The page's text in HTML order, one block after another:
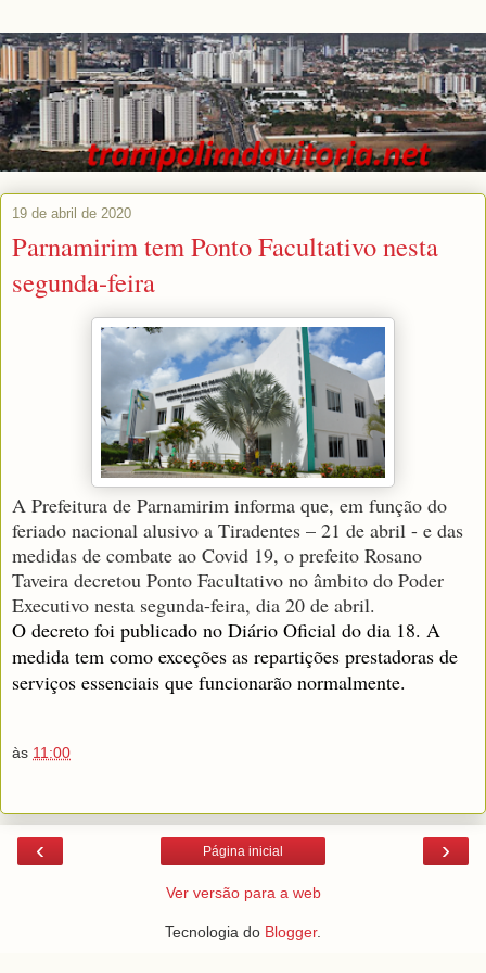
19 de abril de 2020
Parnamirim tem Ponto Facultativo nesta
segunda-feira
A Prefeitura de Parnamirim informa que, em função do
feriado nacional alusivo a Tiradentes – 21 de abril - e das
medidas de combate ao Covid 19, o prefeito Rosano
Taveira decretou Ponto Facultativo no âmbito do Poder
Executivo nesta segunda-feira, dia 20 de abril.
O decreto foi publicado no Diário Oficial do dia 18. A
medida tem como exceções as repartições prestadoras de
serviços essenciais que funcionarão normalmente.
às 11:00
‹ ›
Página inicial
Ver versão para a web
Tecnologia do Blogger.